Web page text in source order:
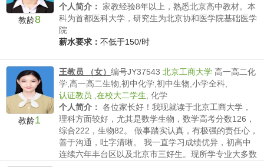
教龄8
个人简介： 家教经验8年以上，熟悉北京高中教材。本
科为首都医科大学，研究生为北京协和医学院基础医学
院
薪水要求： 不低于150/时
教龄1
王教员 （女） 编号JY37543 北京工商大学 高一高二化
学,高一高二生物,初中化学,初中生物,小学全科,
认证教员 在校大二学生 化学
个人简介： 各位家长好！我现就读于北京工商大学，
理科方面较好，尤其是数学生物，数学高考分数126，
综合222，生物82。 做事踏实认真，有极强的责任心，
善于沟通，吐字清晰。 我一直学习成绩优异，初高中
连续六年丰台区以及北京市三好生。现所学专业大多数